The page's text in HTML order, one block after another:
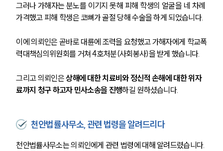
그러나 가해자는 분노를 이기지 못해 피해 학생의 얼굴을 네 차례
가격했고 피해 학생은 코뼈가 골절 당해 수술을 하게 되었습니다.
이에 의뢰인은 곧바로 대륜에 조력을 요청했고 가해자에게 학교폭
력대책심의위원회를 거쳐 4호처분(사회봉사)을 받게 했습니다.
그리고 의뢰인은 상해에 대한 치료비와 정신적 손해에 대한 위자
료까지 청구 하고자 민사소송을 진행하길 원하셨습니다.
천안법률사무소, 관련 법령을 알려드리다
천안법률사무소는 의뢰인에게 관련 법령에 대해 알려드렸습니다.